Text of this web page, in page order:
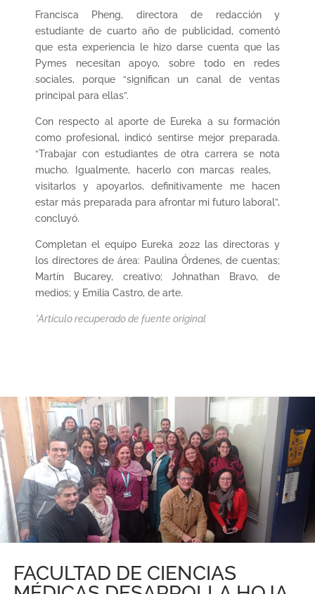
Francisca Pheng, directora de redacción y
estudiante de cuarto año de publicidad, comentó
que esta experiencia le hizo darse cuenta que las
Pymes necesitan apoyo, sobre todo en redes
sociales, porque “significan un canal de ventas
principal para ellas”.
Con respecto al aporte de Eureka a su formación
como profesional, indicó sentirse mejor preparada.
“Trabajar con estudiantes de otra carrera se nota
mucho. Igualmente, hacerlo con marcas reales,
visitarlos y apoyarlos, definitivamente me hacen
estar más preparada para afrontar mi futuro laboral”,
concluyó.
Completan el equipo Eureka 2022 las directoras y
los directores de área: Paulina Órdenes, de cuentas;
Martín Bucarey, creativo; Johnathan Bravo, de
medios; y Emilia Castro, de arte.
*Artículo recuperado de fuente original
FACULTAD DE CIENCIAS